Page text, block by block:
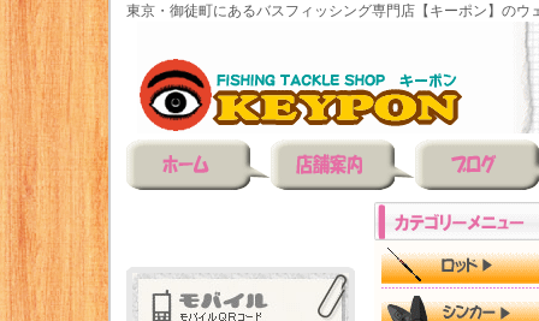
東京・御徒町にあるバスフィッシング専門店【キーポン】のウ